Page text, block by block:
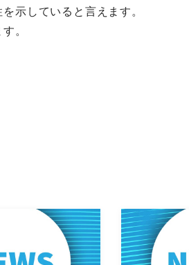
示していると言えます。
。